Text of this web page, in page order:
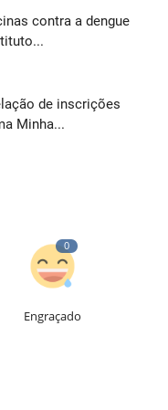
contra a dengue
de inscrições
Minha...
0
Engraçado